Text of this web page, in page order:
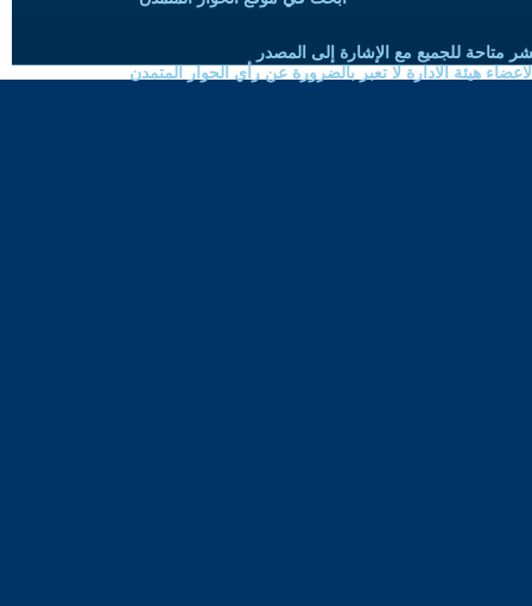
متاحة للجميع مع الإشارة إلى المصدر
هيئة الادارة لا تعبر بالضرورة عن رأي الحوار المتمدن